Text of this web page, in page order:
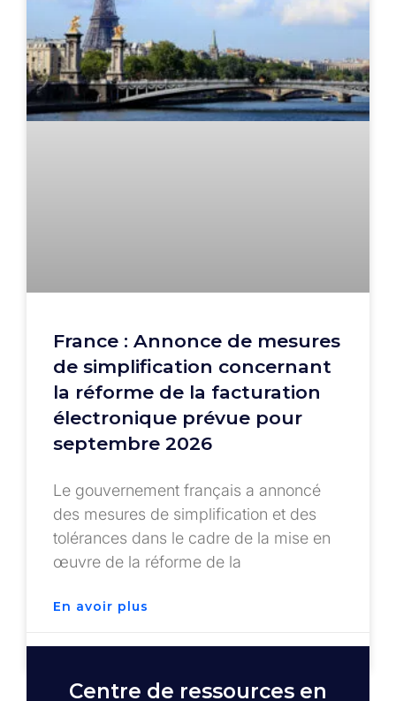
France : Annonce de mesures
de simplification concernant
la réforme de la facturation
électronique prévue pour
septembre 2026
Le gouvernement français a annoncé
des mesures de simplification et des
tolérances dans le cadre de la mise en
œuvre de la réforme de la
En avoir plus
Centre de ressources en